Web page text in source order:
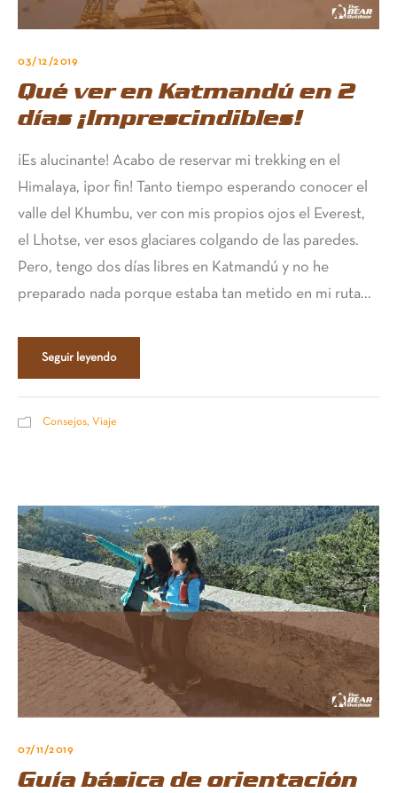
03/12/2019
Qué ver en Katmandú en 2
días ¡Imprescindibles!
¡Es alucinante! Acabo de reservar mi trekking en el
Himalaya, ¡por fin! Tanto tiempo esperando conocer el
valle del Khumbu, ver con mis propios ojos el Everest,
el Lhotse, ver esos glaciares colgando de las paredes.
Pero, tengo dos días libres en Katmandú y no he
preparado nada porque estaba tan metido en mi ruta...
Seguir leyendo
Consejos, Viaje
07/11/2019
Guía básica de orientación